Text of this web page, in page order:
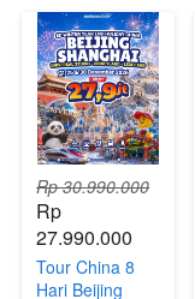
Rp 30.990.000
Rp
27.990.000
Tour China 8
Hari Beijing